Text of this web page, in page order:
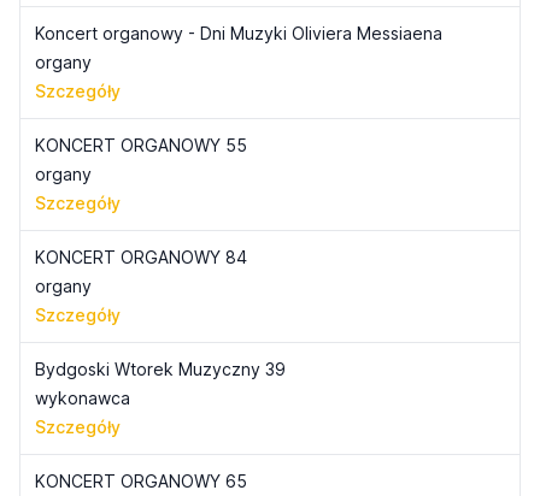
Koncert organowy - Dni Muzyki Oliviera Messiaena
organy
Szczegóły
KONCERT ORGANOWY 55
organy
Szczegóły
KONCERT ORGANOWY 84
organy
Szczegóły
Bydgoski Wtorek Muzyczny 39
wykonawca
Szczegóły
KONCERT ORGANOWY 65